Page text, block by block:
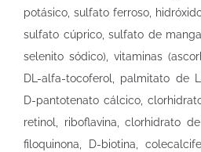
potásico, sulfato ferroso,
sulfato cúprico, sulfato de
selenito sódico), vitaminas
DL-alfa-tocoferol, palmitato de
D-pantotenato cálcico,
retinol, riboflavina, clorhidrato
filoquinona, D-biotina,